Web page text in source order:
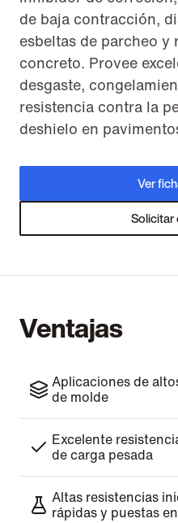
de baja contracción,
esbeltas de parcheo
concreto. Provee
desgaste,
resistencia contra la
deshielo en
Ver
Solicitar
Ventajas
Aplicaciones de
de molde
Excelente
de carga pesada
Altas resistencias
rápidas y puestas